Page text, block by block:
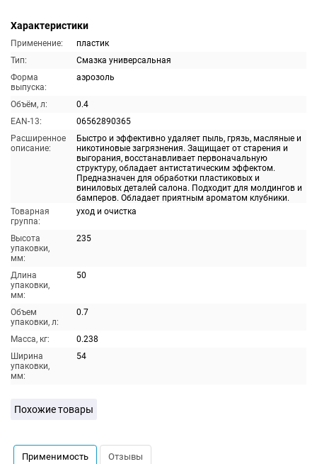
Характеристики
Применение:
пластик
Тип:
Смазка универсальная
Форма
выпуска:
аэрозоль
Объём, л:
0.4
EAN-13:
06562890365
Расширенное
описание:
Быстро и эффективно удаляет пыль, грязь, масляные и
никотиновые загрязнения. Защищает от старения и
выгорания, восстанавливает первоначальную
структуру, обладает антистатическим эффектом.
Предназначен для обработки пластиковых и
виниловых деталей салона. Подходит для молдингов и
бамперов. Обладает приятным ароматом клубники.
Товарная
группа:
уход и очистка
Высота
упаковки,
мм:
235
Длина
упаковки,
мм:
50
Объем
упаковки, л:
0.7
Масса, кг:
0.238
Ширина
упаковки,
мм:
54
Похожие товары
Применимость Отзывы